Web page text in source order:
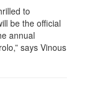
to
be the official
annual
says Vinous